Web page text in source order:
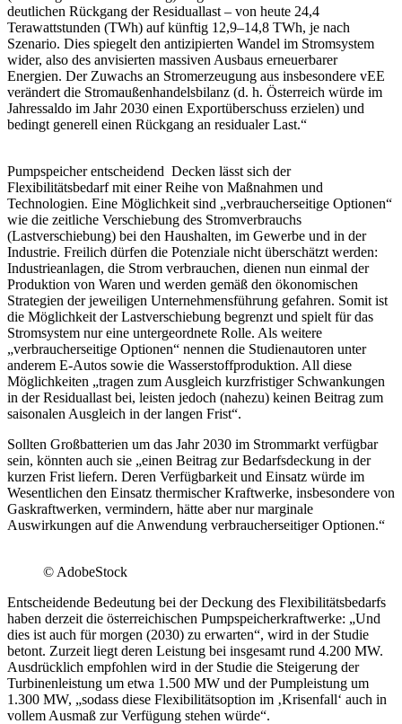
deutlichen Rückgang der Residuallast – von heute 24,4
Terawattstunden (TWh) auf künftig 12,9–14,8 TWh, je nach
Szenario. Dies spiegelt den antizipierten Wandel im Stromsystem
wider, also des anvisierten massiven Ausbaus erneuerbarer
Energien. Der Zuwachs an Stromerzeugung aus insbesondere vEE
verändert die Stromaußenhandelsbilanz (d. h. Österreich würde im
Jahressaldo im Jahr 2030 einen Exportüberschuss erzielen) und
bedingt generell einen Rückgang an residualer Last.“
Pumpspeicher entscheidend Decken lässt sich der
Flexibilitätsbedarf mit einer Reihe von Maßnahmen und
Technologien. Eine Möglichkeit sind „verbraucherseitige Optionen“
wie die zeitliche Verschiebung des Stromverbrauchs
(Lastverschiebung) bei den Haushalten, im Gewerbe und in der
Industrie. Freilich dürfen die Potenziale nicht überschätzt werden:
Industrieanlagen, die Strom verbrauchen, dienen nun einmal der
Produktion von Waren und werden gemäß den ökonomischen
Strategien der jeweiligen Unternehmensführung gefahren. Somit ist
die Möglichkeit der Lastverschiebung begrenzt und spielt für das
Stromsystem nur eine untergeordnete Rolle. Als weitere
„verbraucherseitige Optionen“ nennen die Studienautoren unter
anderem E-Autos sowie die Wasserstoffproduktion. All diese
Möglichkeiten „tragen zum Ausgleich kurzfristiger Schwankungen
in der Residuallast bei, leisten jedoch (nahezu) keinen Beitrag zum
saisonalen Ausgleich in der langen Frist“.
Sollten Großbatterien um das Jahr 2030 im Strommarkt verfügbar
sein, könnten auch sie „einen Beitrag zur Bedarfsdeckung in der
kurzen Frist liefern. Deren Verfügbarkeit und Einsatz würde im
Wesentlichen den Einsatz thermischer Kraftwerke, insbesondere von
Gaskraftwerken, vermindern, hätte aber nur marginale
Auswirkungen auf die Anwendung verbraucherseitiger Optionen.“
© AdobeStock
Entscheidende Bedeutung bei der Deckung des Flexibilitätsbedarfs
haben derzeit die österreichischen Pumpspeicherkraftwerke: „Und
dies ist auch für morgen (2030) zu erwarten“, wird in der Studie
betont. Zurzeit liegt deren Leistung bei insgesamt rund 4.200 MW.
Ausdrücklich empfohlen wird in der Studie die Steigerung der
Turbinenleistung um etwa 1.500 MW und der Pumpleistung um
1.300 MW, „sodass diese Flexibilitätsoption im ‚Krisenfall‘ auch in
vollem Ausmaß zur Verfügung stehen würde“.